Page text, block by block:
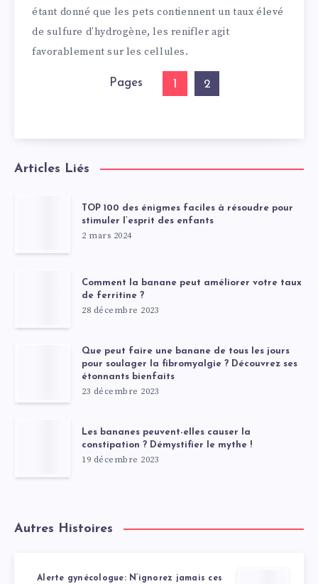
étant donné que les pets contiennent un taux élevé
de sulfure d’hydrogène, les renifler agit
favorablement sur les cellules.
Pages 1 2
Articles Liés
TOP 100 des énigmes faciles à résoudre pour
stimuler l’esprit des enfants
2 mars 2024
Comment la banane peut améliorer votre taux
de ferritine ?
28 décembre 2023
Que peut faire une banane de tous les jours
pour soulager la fibromyalgie ? Découvrez ses
étonnants bienfaits
23 décembre 2023
Les bananes peuvent-elles causer la
constipation ? Démystifier le mythe !
19 décembre 2023
Autres Histoires
Alerte gynécologue: N’ignorez jamais ces